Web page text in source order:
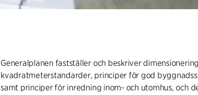
Generalplanen fastställer och beskriver
kvadratmeterstandarder, principer för god
samt principer för inredning inom- och utomhus, och